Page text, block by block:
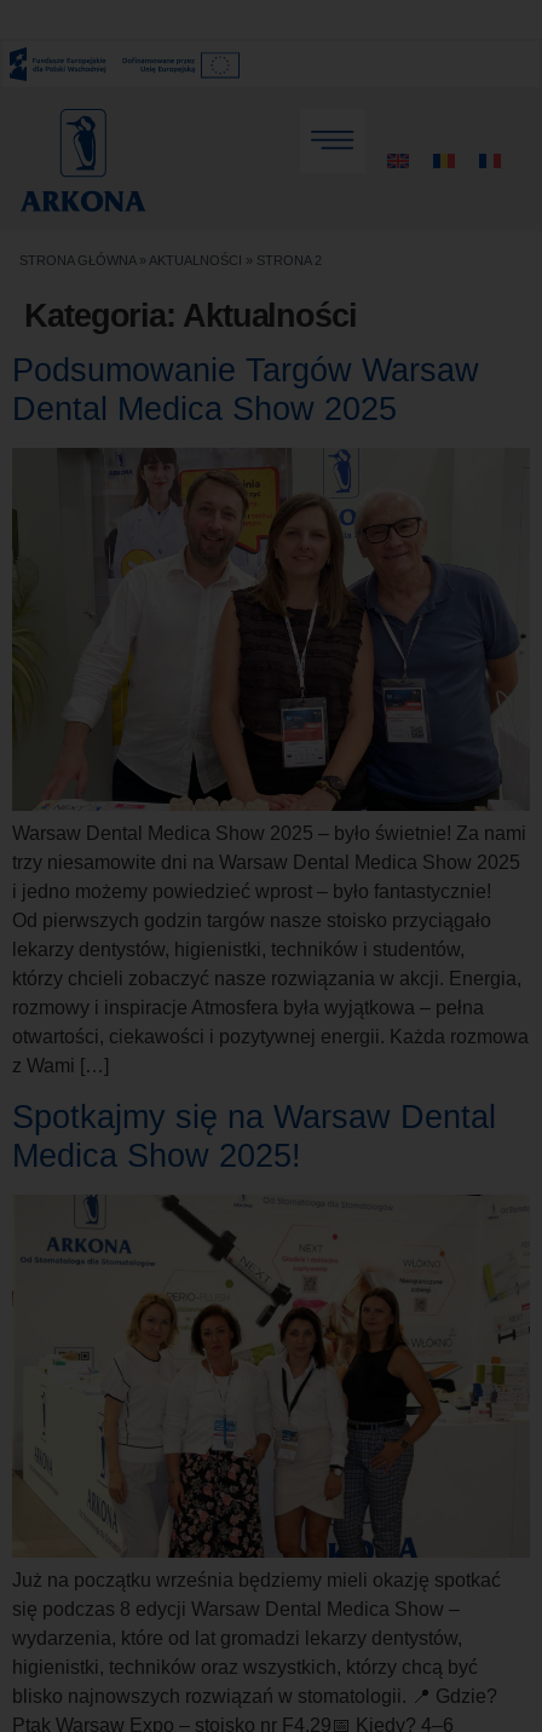
STRONA GŁÓWNA» AKTUALNOŚCI » STRONA 2
Kategoria: Aktualności
Podsumowanie Targów Warsaw
Dental Medica Show 2025
Warsaw Dental Medica Show 2025 – było świetnie! Za nami
trzy niesamowite dni na Warsaw Dental Medica Show 2025
i jedno możemy powiedzieć wprost – było fantastycznie!
Od pierwszych godzin targów nasze stoisko przyciągało
lekarzy dentystów, higienistki, techników i studentów,
którzy chcieli zobaczyć nasze rozwiązania w akcji. Energia,
rozmowy i inspiracje Atmosfera była wyjątkowa – pełna
otwartości, ciekawości i pozytywnej energii. Każda rozmowa
z Wami […]
Spotkajmy się na Warsaw Dental
Medica Show 2025!
Już na początku września będziemy mieli okazję spotkać
się podczas 8 edycji Warsaw Dental Medica Show –
wydarzenia, które od lat gromadzi lekarzy dentystów,
higienistki, techników oraz wszystkich, którzy chcą być
blisko najnowszych rozwiązań w stomatologii. 📍 Gdzie?
Ptak Warsaw Expo – stoisko nr F4.29📅 Kiedy? 4–6